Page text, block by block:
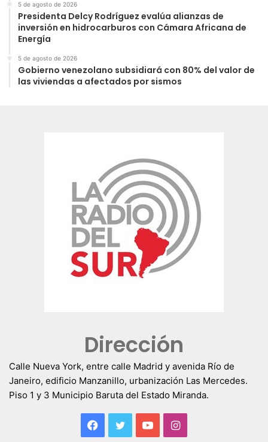
5 de agosto de 2026
Presidenta Delcy Rodríguez evalúa alianzas de
inversión en hidrocarburos con Cámara Africana de
Energía
5 de agosto de 2026
Gobierno venezolano subsidiará con 80% del valor de
las viviendas a afectados por sismos
Dirección
Calle Nueva York, entre calle Madrid y avenida Río de
Janeiro, edificio Manzanillo, urbanización Las Mercedes.
Piso 1 y 3 Municipio Baruta del Estado Miranda.
Facebook
TwitterYouTubeInstagram